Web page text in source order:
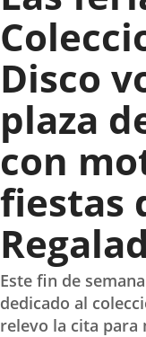
Disco
plaza
con
fiestas
Este fin de
dedicado al
relevo la cita para